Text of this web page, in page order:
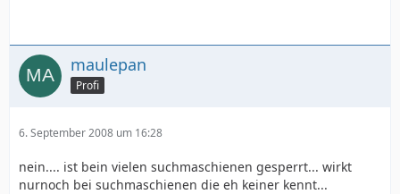
maulepan
Profi
6. September 2008 um 16:28
nein.... ist bein vielen suchmaschienen gesperrt... wirkt
nurnoch bei suchmaschienen die eh keiner kennt...